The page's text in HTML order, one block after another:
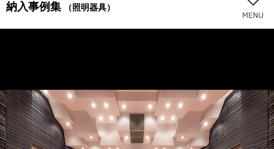
納入事例集 （照明器具）